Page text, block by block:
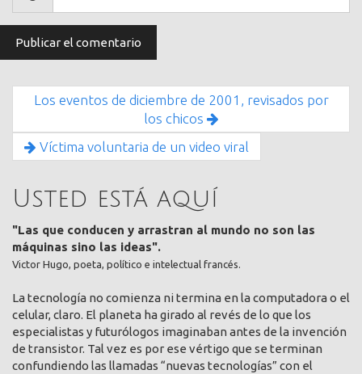
Los eventos de diciembre de 2001, revisados por
los chicos
Víctima voluntaria de un video viral
Usted está aquí
"Las que conducen y arrastran al mundo no son las
máquinas sino las ideas".
Victor Hugo, poeta, político e intelectual francés.
La tecnología no comienza ni termina en la computadora o el
celular, claro. El planeta ha girado al revés de lo que los
especialistas y futurólogos imaginaban antes de la invención
de transistor. Tal vez es por ese vértigo que se terminan
confundiendo las llamadas “nuevas tecnologías” con el